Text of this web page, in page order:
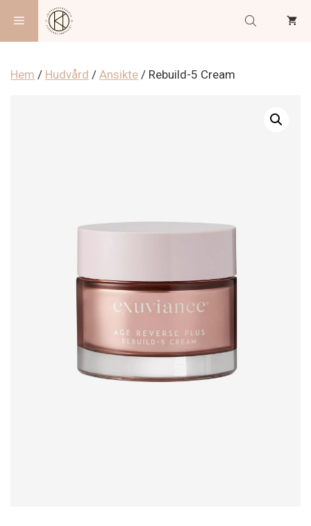
innehåll
Meny
Hem / Hudvård / Ansikte / Rebuild-5 Cream